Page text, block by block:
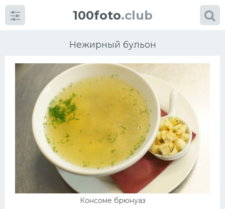
100foto.club
Нежирный бульон
Консоме брюнуаз
Категории картинок
Мясные блюда
Печенье